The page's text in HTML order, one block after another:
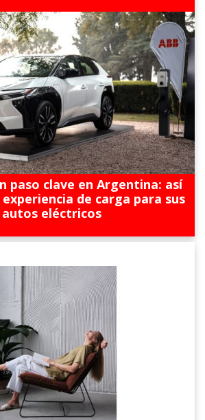
paso clave en Argentina: así
de carga para sus
autos eléctricos